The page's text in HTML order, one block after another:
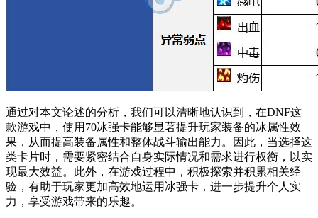
款游戏中，使用70冰强卡能够显著提升玩家装备的冰属性效
果，从而提高装备属性和整体战斗输出能力。因此，当选择这
类卡片时，需要紧密结合自身实际情况和需求进行权衡，以实
现最大效益。此外，在游戏过程中，积极探索并积累相关经
验，有助于玩家更加高效地运用冰强卡，进一步提升个人实
力，享受游戏带来的乐趣。